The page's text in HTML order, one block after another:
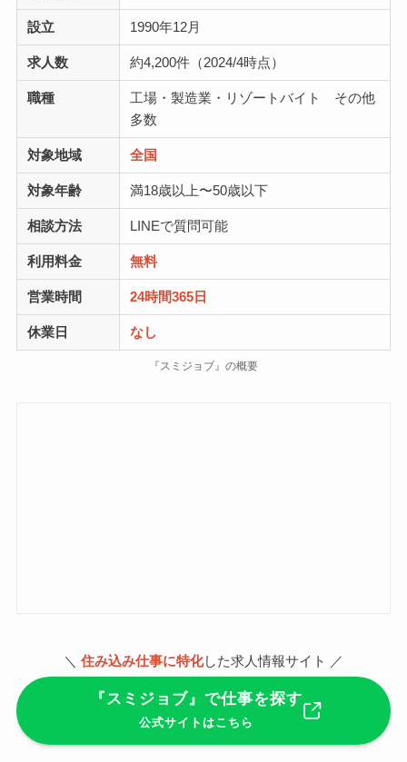
設立 1990年12月
求人数 約4,200件（2024/4時点）
職種
工場・製造業・リゾートバイト その他
多数
対象地域 全国
対象年齢 満18歳以上〜50歳以下
相談方法 LINEで質問可能
利用料金 無料
営業時間 24時間365日
休業日 なし
『スミジョブ』の概要
＼ 住み込み仕事に特化した求人情報サイト ／
『スミジョブ』で仕事を探す
公式サイトはこちら